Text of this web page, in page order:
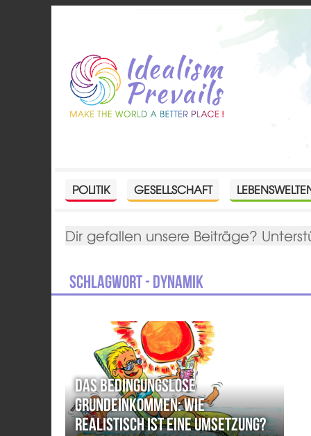
POLITIK GESELLSCHAFT
Dir gefallen unsere Beiträge?
Schlagwort - Dynamik
Das Bedingungslose
Grundeinkommen: Wie
realistisch ist eine Umsetzung?